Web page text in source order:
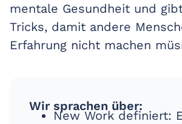
mentale Gesundheit und
Tricks, damit andere
Erfahrung nicht machen
Wir sprachen über:
New Work definiert: